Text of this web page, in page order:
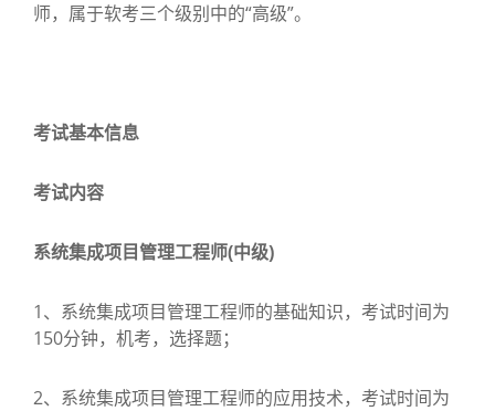
师，属于软考三个级别中的“高级”。
考试基本信息
考试内容
系统集成项目管理工程师(中级)
1、系统集成项目管理工程师的基础知识，考试时间为
150分钟，机考，选择题；
2、系统集成项目管理工程师的应用技术，考试时间为